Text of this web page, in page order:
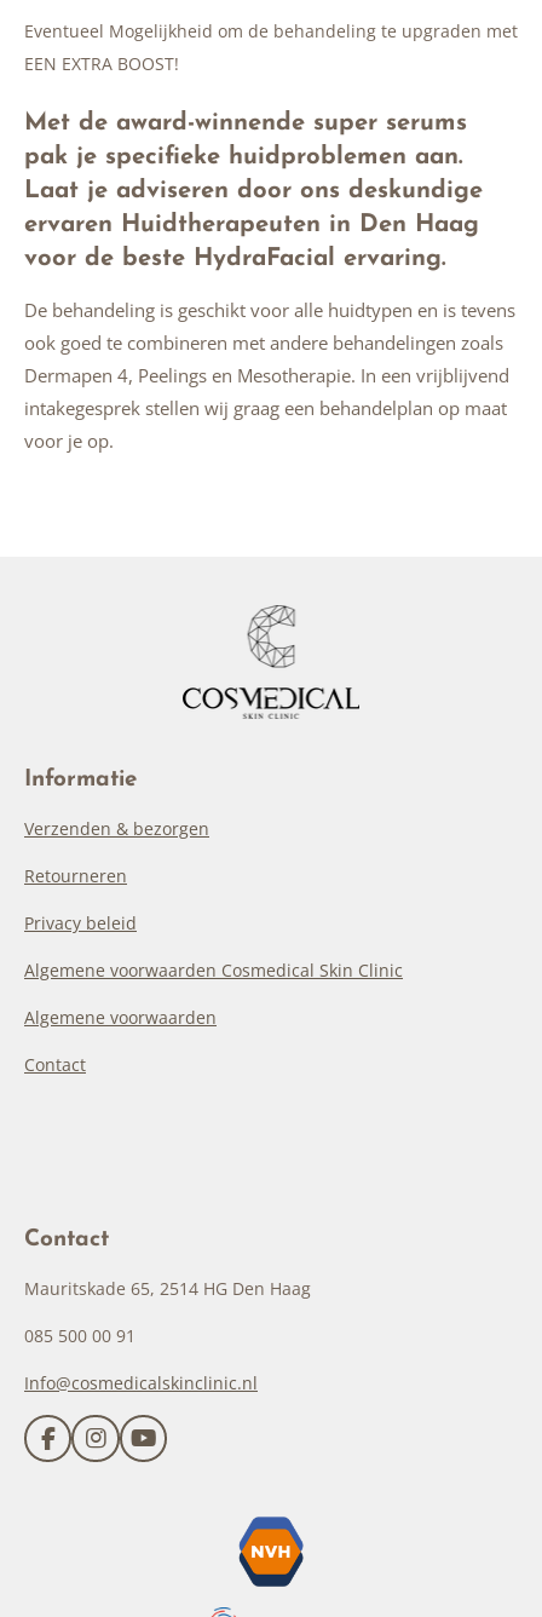
Eventueel Mogelijkheid om de behandeling te upgraden met
EEN EXTRA BOOST!
Met de award-winnende super serums
pak je specifieke huidproblemen aan.
Laat je adviseren door ons deskundige
ervaren Huidtherapeuten in Den Haag
voor de beste HydraFacial ervaring.
De behandeling is geschikt voor alle huidtypen en is tevens
ook goed te combineren met andere behandelingen zoals
Dermapen 4, Peelings en Mesotherapie. In een vrijblijvend
intakegesprek stellen wij graag een behandelplan op maat
voor je op.
Informatie
Verzenden & bezorgen
Retourneren
Privacy beleid
Algemene voorwaarden Cosmedical Skin Clinic
Algemene voorwaarden
Contact
Contact
Mauritskade 65, 2514 HG Den Haag
085 500 00 91
Info@cosmedicalskinclinic.nl
F
a
I
n
Y
o